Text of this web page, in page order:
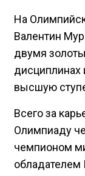
На
Валентин
двумя
дисциплинах
высшую
Всего за
Олимпиаду
чемпионом
обладателем